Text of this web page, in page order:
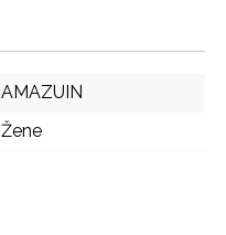
AMAZUIN
Žene